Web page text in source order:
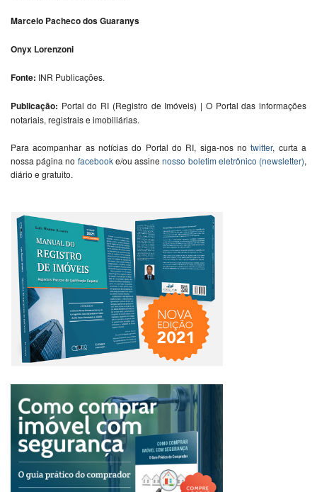
Marcelo Pacheco dos Guaranys
Onyx Lorenzoni
Fonte: INR Publicações.
Publicação: Portal do RI (Registro de Imóveis) | O Portal das informações
notariais, registrais e imobiliárias.
Para acompanhar as notícias do Portal do RI, siga-nos notwitter, curta a
nossa página no facebooke/ou assinenosso boletim eletrônico (newsletter),
diário e gratuito.